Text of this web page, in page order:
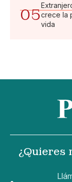
05crece la
vida